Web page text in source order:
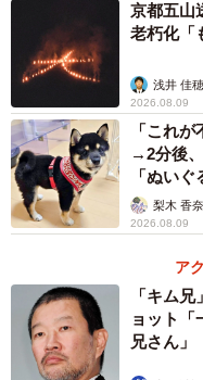
京都五山
老朽化「
浅井 佳穂
2026.08.09
「これ
→2分後
「ぬいぐ
梨木 香奈
2026.08.09
ア
「キム
ョット「
兄さん」